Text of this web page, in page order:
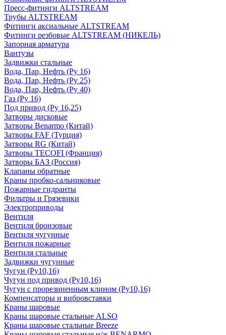
Пресс-фитинги ALTSTREAM
Трубы ALTSTREAM
Фитинги аксиальные ALTSTREAM
Фитинги резбовые ALTSTREAM (НИКЕЛЬ)
Запорная арматура
Вантузы
Задвижки стальные
Вода, Пар, Нефть (Ру 16)
Вода, Пар, Нефть (Ру 25)
Вода, Пар, Нефть (Ру 40)
Газ (Ру 16)
Под привод (Ру 16,25)
Затворы дисковые
Затворы Benarmo (Китай)
Затворы FAF (Турция)
Затворы RG (Китай)
Затворы TECOFI (Франция)
Затворы БАЗ (Россия)
Клапаны обратные
Краны пробко-сальниковые
Пожарные гидранты
Фильтры и Грязевики
Электроприводы
Вентиля
Вентиля бронзовые
Вентиля чугунные
Вентиля пожарные
Вентиля стальные
Задвижки чугунные
Чугун (Ру10,16)
Чугун под привод (Ру10,16)
Чугун с прорезиненным клином (Ру10,16)
Компенсаторы и вибровставки
Краны шаровые
Краны шаровые стальные ALSO
Краны шаровые стальные Breeze